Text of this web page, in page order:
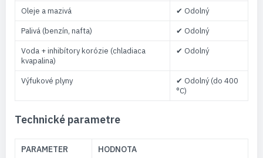
Oleje a mazivá
✔ Odolný
Palivá (benzín, nafta)
✔ Odolný
Voda + inhibítory korózie (chladiaca
kvapalina)
✔ Odolný
Výfukové plyny
✔ Odolný (do 400
°C)
Technické parametre
PARAMETER HODNOTA